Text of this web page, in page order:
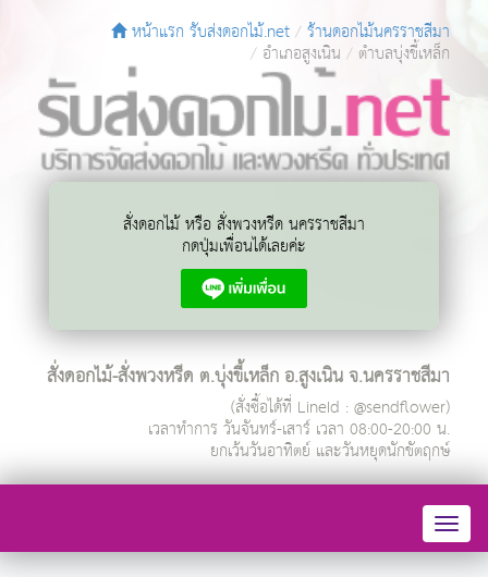
หน้าแรก รับส่งดอกไม้.net ร้านดอกไม้นครราชสีมา
อำเภอสูงเนิน ตำบลบุ่งขี้เหล็ก
สั่งดอกไม้ หรือ สั่งพวงหรีด นครราชสีมา
กดปุ่มเพื่อนได้เลยค่ะ
สั่งดอกไม้-สั่งพวงหรีด ต.บุ่งขี้เหล็ก อ.สูงเนิน จ.นครราชสีมา
(สั่งซื้อได้ที่ LineId : @sendflower)
เวลาทำการ วันจันทร์-เสาร์ เวลา 08:00-20:00 น.
ยกเว้นวันอาทิตย์ และวันหยุดนักขัตฤกษ์